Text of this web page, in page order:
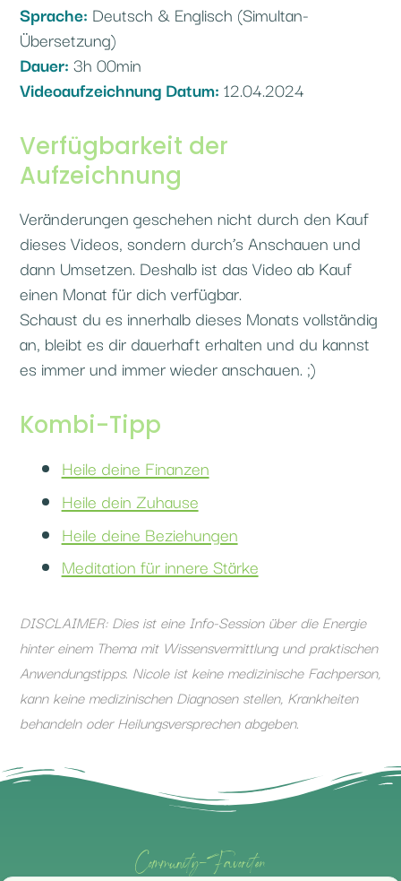
Sprache: Deutsch & Englisch (Simultan-
Übersetzung)
Dauer: 3h 00min
Videoaufzeichnung Datum: 12.04.2024
Verfügbarkeit der
Aufzeichnung
Veränderungen geschehen nicht durch den Kauf
dieses Videos, sondern durch’s Anschauen und
dann Umsetzen. Deshalb ist das Video ab Kauf
einen Monat für dich verfügbar.
Schaust du es innerhalb dieses Monats vollständig
an, bleibt es dir dauerhaft erhalten und du kannst
es immer und immer wieder anschauen. ;)
Kombi-Tipp
Heile deine Finanzen
Heile dein Zuhause
Heile deine Beziehungen
Meditation für innere Stärke
DISCLAIMER: Dies ist eine Info-Session über die Energie
hinter einem Thema mit Wissensvermittlung und praktischen
Anwendungstipps. Nicole ist keine medizinische Fachperson,
kann keine medizinischen Diagnosen stellen, Krankheiten
behandeln oder Heilungsversprechen abgeben.
Community-Favoriten